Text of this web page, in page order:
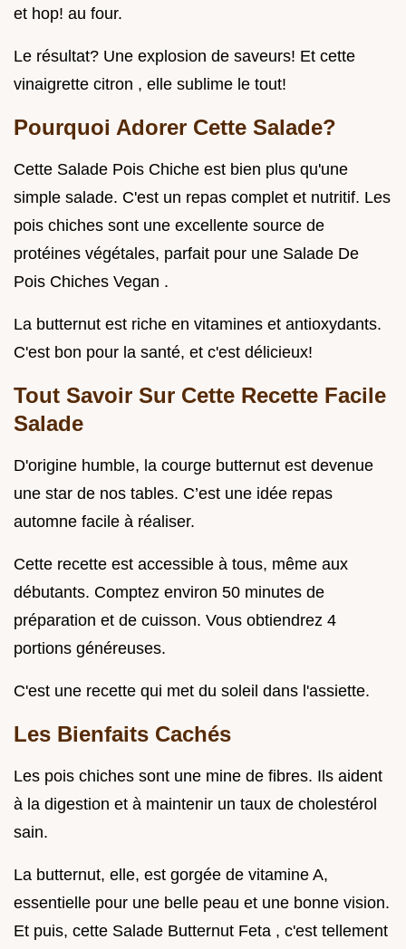
et hop! au four.
Le résultat? Une explosion de saveurs! Et cette
vinaigrette citron , elle sublime le tout!
Pourquoi Adorer Cette Salade?
Cette Salade Pois Chiche est bien plus qu'une
simple salade. C'est un repas complet et nutritif. Les
pois chiches sont une excellente source de
protéines végétales, parfait pour une Salade De
Pois Chiches Vegan .
La butternut est riche en vitamines et antioxydants.
C'est bon pour la santé, et c'est délicieux!
Tout Savoir Sur Cette Recette Facile
Salade
D'origine humble, la courge butternut est devenue
une star de nos tables. C’est une idée repas
automne facile à réaliser.
Cette recette est accessible à tous, même aux
débutants. Comptez environ 50 minutes de
préparation et de cuisson. Vous obtiendrez 4
portions généreuses.
C'est une recette qui met du soleil dans l'assiette.
Les Bienfaits Cachés
Les pois chiches sont une mine de fibres. Ils aident
à la digestion et à maintenir un taux de cholestérol
sain.
La butternut, elle, est gorgée de vitamine A,
essentielle pour une belle peau et une bonne vision.
Et puis, cette Salade Butternut Feta , c'est tellement